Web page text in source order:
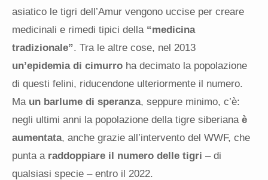
asiatico le tigri dell’Amur vengono uccise per creare
medicinali e rimedi tipici della “medicina
tradizionale”. Tra le altre cose, nel 2013
un’epidemia di cimurro ha decimato la popolazione
di questi felini, riducendone ulteriormente il numero.
Ma un barlume di speranza, seppure minimo, c’è:
negli ultimi anni la popolazione della tigre siberiana è
aumentata, anche grazie all’intervento del WWF, che
punta a raddoppiare il numero delle tigri – di
qualsiasi specie – entro il 2022.